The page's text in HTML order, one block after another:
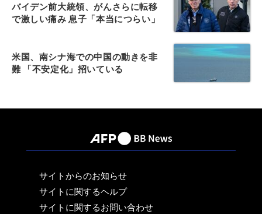
バイデン前大統領、がんさらに転移
で激しい痛み 息子「本当につらい」
米国、南シナ海での中国の動きを非
難 「不安定化」招いている
サイトからのお知らせ
サイトに関するヘルプ
サイトに関するお問い合わせ